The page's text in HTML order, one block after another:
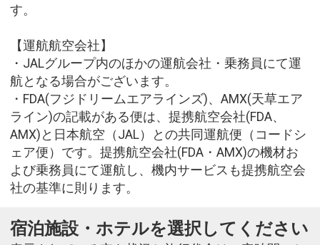
す。
【運航航空会社】
・JALグループ内のほかの運航会社・乗務員にて運
航となる場合がございます。
・FDA(フジドリームエアラインズ)、AMX(天草エア
ライン)の記載がある便は、提携航空会社(FDA、
AMX)と日本航空（JAL）との共同運航便（コードシ
ェア便）です。提携航空会社(FDA・AMX)の機材お
よび乗務員にて運航し、機内サービスも提携航空会
社の基準に則ります。
宿泊施設・ホテルを選択してください